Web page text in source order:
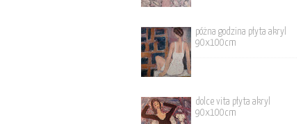
póżna godzina płyta akryl
90x100cm
dolce vita płyta akryl
90x100cm